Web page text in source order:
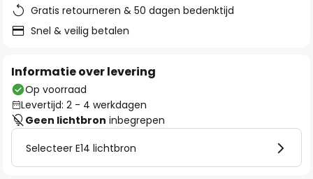
Gratis retourneren & 50 dagen bedenktijd
Snel & veilig betalen
Informatie over levering
Op voorraad
Levertijd: 2 - 4 werkdagen
Geen lichtbron inbegrepen
Selecteer E14 lichtbron